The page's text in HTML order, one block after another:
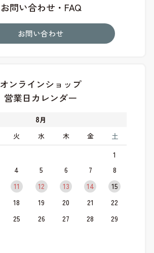
お問い合わせ・FAQ
お問い合わせ
オンラインショップ
営業日カレンダー
8月
火 水 木 金 土
1
4 5 6 7
8
11 12 13 14
15
18 19 20 21
22
25 26 27 28
29